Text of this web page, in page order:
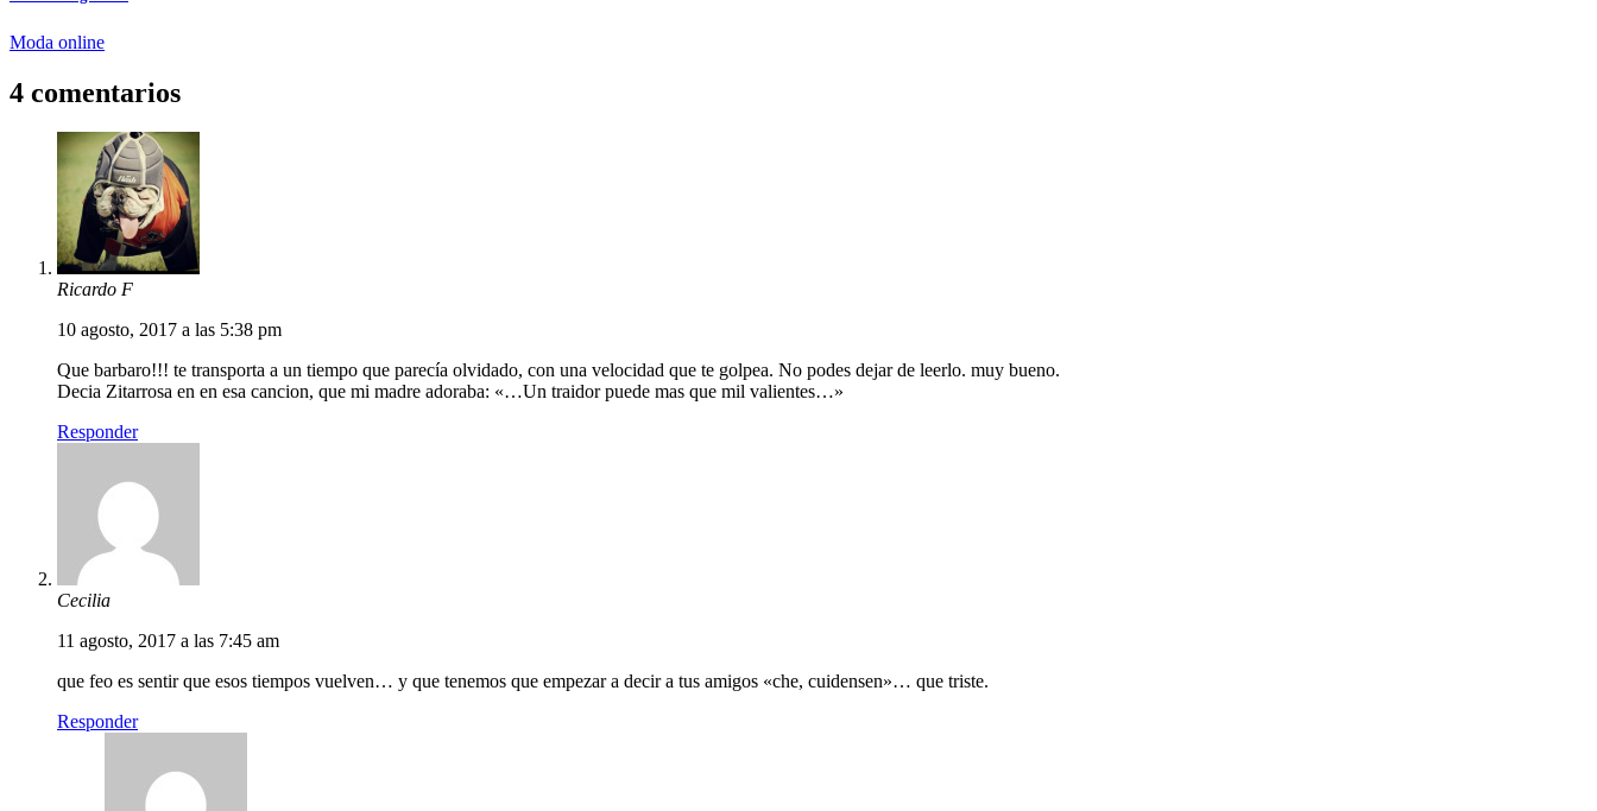
Moda online
4 comentarios
Ricardo F
10 agosto, 2017 a las 5:38 pm
Que barbaro!!! te transporta a un tiempo que parecía olvidado, con una velocidad que te golpea. No podes dejar de leerlo. muy bueno.
Decia Zitarrosa en en esa cancion, que mi madre adoraba: «…Un traidor puede mas que mil valientes…»
Responder
Cecilia
11 agosto, 2017 a las 7:45 am
que feo es sentir que esos tiempos vuelven… y que tenemos que empezar a decir a tus amigos «che, cuidensen»… que triste.
Responder